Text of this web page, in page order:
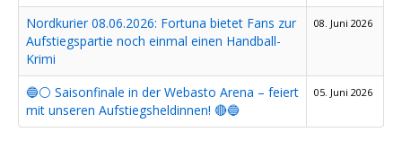
Nordkurier 08.06.2026: Fortuna bietet Fans zur
Aufstiegspartie noch einmal einen Handball-
Krimi
08. Juni 2026
🔵⚪️ Saisonfinale in der Webasto Arena – feiert
mit unseren Aufstiegsheldinnen! 🔴🔵
05. Juni 2026